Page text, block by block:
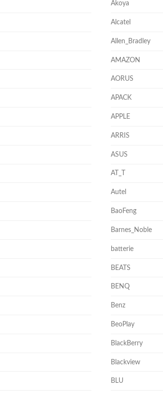
Akoya
Alcatel
Allen_Bradley
AMAZON
AORUS
APACK
APPLE
ARRIS
ASUS
AT_T
Autel
BaoFeng
Barnes_Noble
batterie
BEATS
BENQ
Benz
BeoPlay
BlackBerry
Blackview
BLU